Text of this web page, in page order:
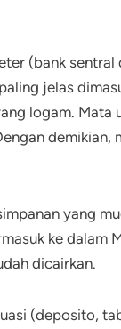
(bank sentral
jelas
logam. Mata
demikian,
yang
ke dalam
dicairkan.
(deposito,